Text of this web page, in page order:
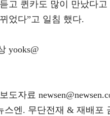
고 퀸카도 많이 만났다
었다”고 일침 했다.
yooks@
도자료
엔. 무단전재 & 재배포